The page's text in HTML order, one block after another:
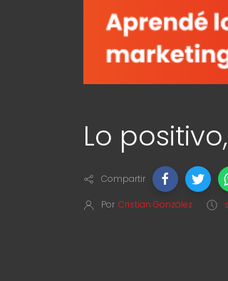
Lo
Compartir
Por Cristian González